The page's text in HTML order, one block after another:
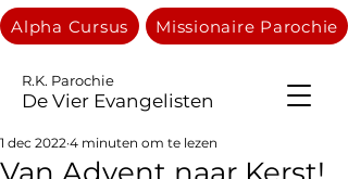
R.K. Parochie
De Vier Evangelisten
Alpha Cursus Missionaire Parochie
1 dec 2022 4 minuten om te lezen